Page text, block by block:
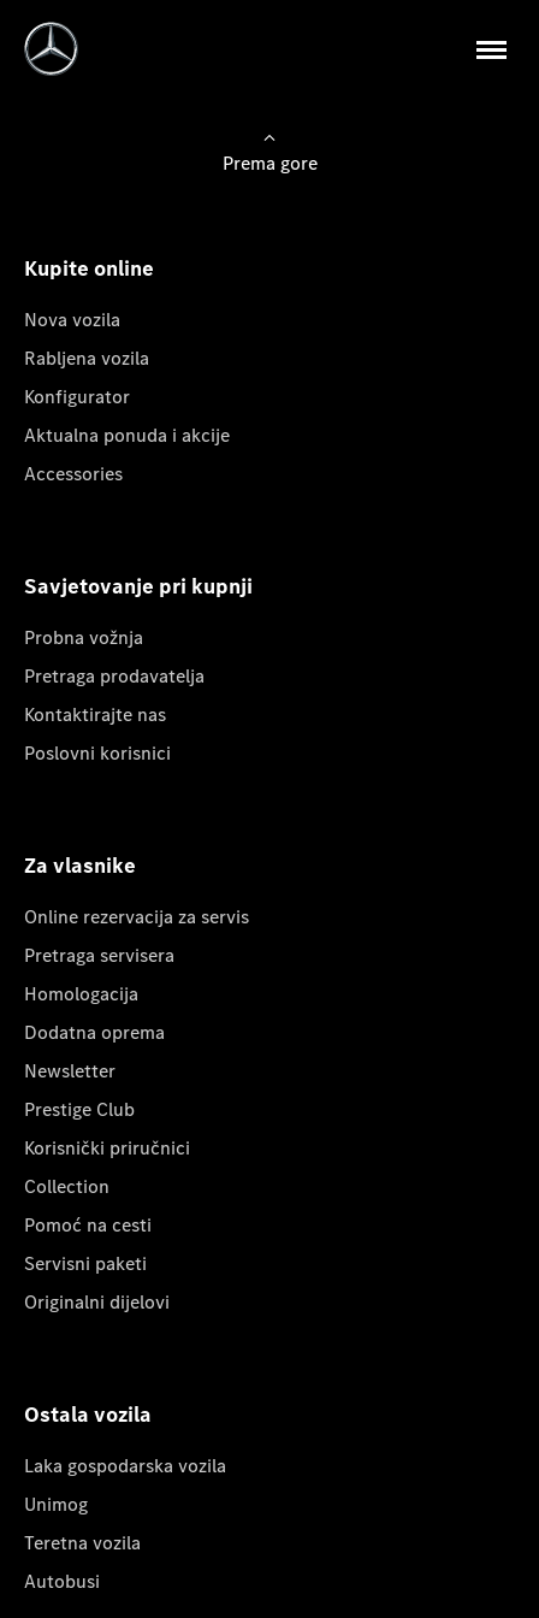
Prema gore
Kupite online
Nova vozila
Rabljena vozila
Konfigurator
Aktualna ponuda i akcije
Accessories
Savjetovanje pri kupnji
Probna vožnja
Pretraga prodavatelja
Kontaktirajte nas
Poslovni korisnici
Za vlasnike
Online rezervacija za servis
Pretraga servisera
Homologacija
Dodatna oprema
Newsletter
Prestige Club
Korisnički priručnici
Collection
Pomoć na cesti
Servisni paketi
Originalni dijelovi
Ostala vozila
Laka gospodarska vozila
Unimog
Teretna vozila
Autobusi